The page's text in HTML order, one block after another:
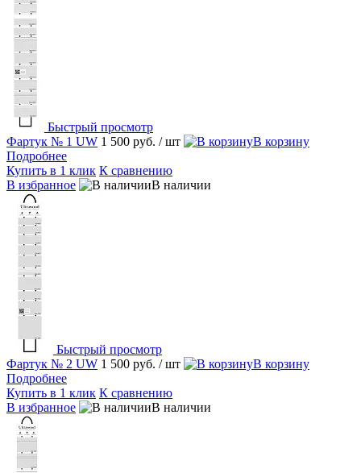
Быстрый просмотр
Фартук № 1 UW 1 500 руб. / шт
В корзину
Подробнее
Купить в 1 клик К сравнению
В избранное
В наличии
Быстрый просмотр
Фартук № 2 UW 1 500 руб. / шт
В корзину
Подробнее
Купить в 1 клик К сравнению
В избранное
В наличии